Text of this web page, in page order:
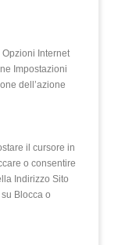
Internet
Impostazioni
dell’azione
il cursore in
o consentire
Indirizzo Sito
Blocca o